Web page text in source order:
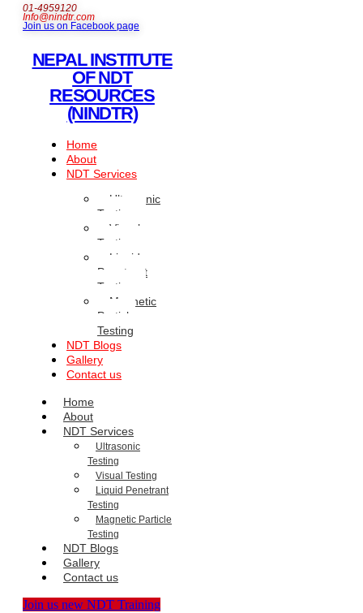
01-4959120
Info@nindtr.com
Join us on Facebook page
NEPAL INSTITUTE
OF NDT
RESOURCES
(NINDTR)
Home
About
NDT Services
Ultrasonic
Testing
Visual
Testing
Liquid
Penetrant
Testing
Magnetic
Particle
Testing
NDT Blogs
Gallery
Contact us
Home
About
NDT Services
Ultrasonic
Testing
Visual Testing
Liquid Penetrant
Testing
Magnetic Particle
Testing
NDT Blogs
Gallery
Contact us
Join us new NDT Training